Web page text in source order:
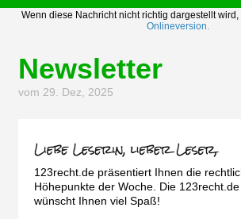
Wenn diese Nachricht nicht richtig dargestellt wird,
Onlineversion.
Newsletter
vom 29. Dez, 2025
123recht.de präsentiert Ihnen die
Höhepunkte der Woche. Die
wünscht Ihnen viel Spaß!